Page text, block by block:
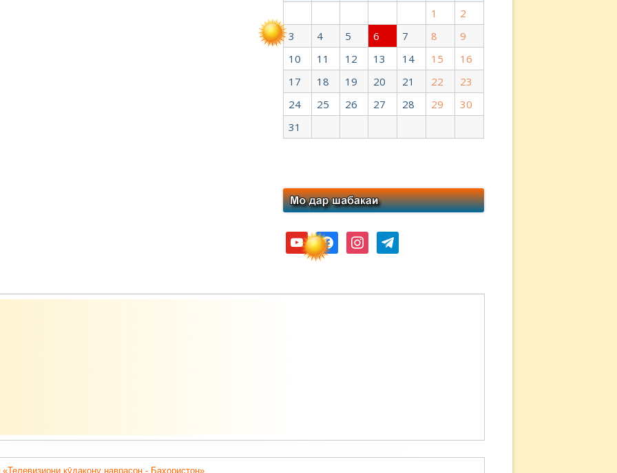
1
2
3
4 5 6 7 8
9
10
11 12 13 14 15
16
17
18 19 20 21 22
23
24
25 26 27 28 29
30
31
youtubefacebookinstagramtelegram
кӯдакону наврасон - Баҳористон».